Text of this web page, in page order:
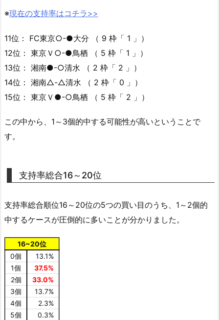
※現在の支持率はコチラ>>
11位： FC東京○-●大分 （ 9 枠「 1 」）
12位： 東京Ｖ○-●鳥栖 （ 5 枠「 1 」）
13位： 湘南●-○清水 （ 2 枠「 2 」）
14位： 湘南△-△清水 （ 2 枠「 0 」）
15位： 東京Ｖ●-○鳥栖 （ 5 枠「 2 」）
この中から、1～3個的中する可能性が高いということで
す。
支持率総合16～20位
支持率総合順位16～20位の5つの買い目のうち、1～2個的
中するケースが圧倒的に多いことが分かりました。
16~20位
0個
13.1%
1個
37.5%
2個
33.0%
3個
13.7%
4個
2.3%
5個
0.3%